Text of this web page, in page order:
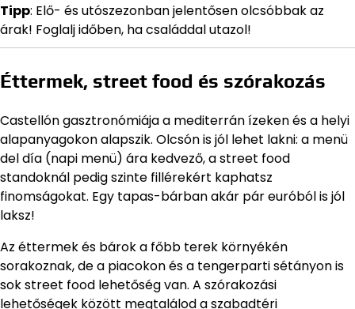
Tipp: Elő- és utószezonban jelentősen olcsóbbak az
árak! Foglalj időben, ha családdal utazol!
Éttermek, street food és szórakozás
Castellón gasztronómiája a mediterrán ízeken és a helyi
alapanyagokon alapszik. Olcsón is jól lehet lakni: a menü
del día (napi menü) ára kedvező, a street food
standoknál pedig szinte fillérekért kaphatsz
finomságokat. Egy tapas-bárban akár pár euróból is jól
laksz!
Az éttermek és bárok a főbb terek környékén
sorakoznak, de a piacokon és a tengerparti sétányon is
sok street food lehetőség van. A szórakozási
lehetőségek között megtalálod a szabadtéri